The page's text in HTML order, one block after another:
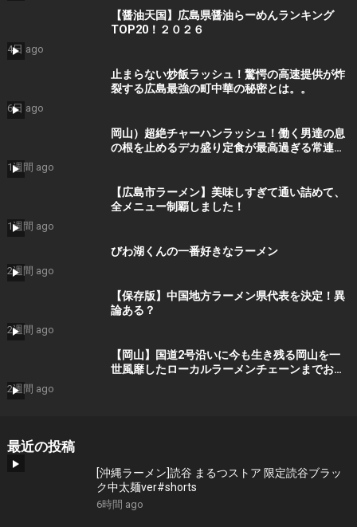
【醤油天国】広島県醤油らーめんランキング
TOP20！２０２６
4日 ago
止まらない炒飯ラッシュ！驚愕の高速提供が炸
裂する広島最強の町中華の秘密とは。。
6日 ago
岡山）超絶チャーハンラッシュ！働く男達の息
の根を止めるデカ盛り定食が最高過ぎる常連殺
1週間 ago
【広島市ラーメン】美味しすぎて通い詰めて、
全メニュー制覇しました！
1週間 ago
びわ湖くんの一番好きなラーメン
2週間 ago
【保存版】中国地方ラーメン県代表を決定！異
論ある？
2週間 ago
【岡山】国道2号沿いに今も生き残る岡山を一
世風靡したローカルラーメンチェーンまでお昼
2週間 ago
最近の投稿
[沖縄ラーメン]読谷 まるつストア 限定読谷ブラッ
ク中太麺ver#shorts
6時間 ago